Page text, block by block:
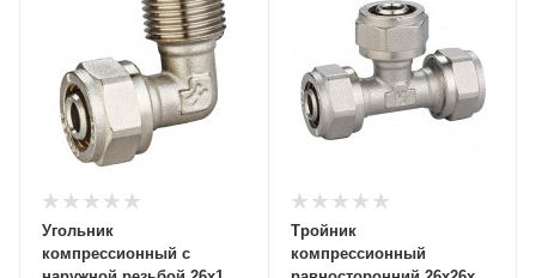
Угольник
компрессионный с
Тройник
компрессионный